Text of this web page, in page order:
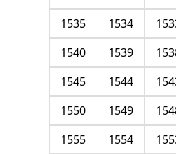
1534
1535
1539
1540
1544
1545
1549
1550
1554
1555